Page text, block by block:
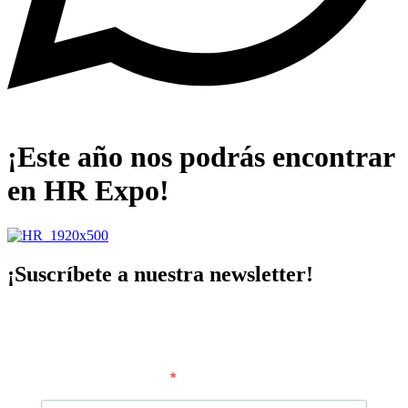
¡Este año nos podrás encontrar
en HR Expo!
¡Suscríbete a nuestra newsletter!